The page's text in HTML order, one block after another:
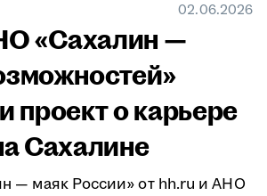
02.06.2026
«Сахалин —
проект о карьере
Сахалине
— маяк России» от hh.ru и АНО